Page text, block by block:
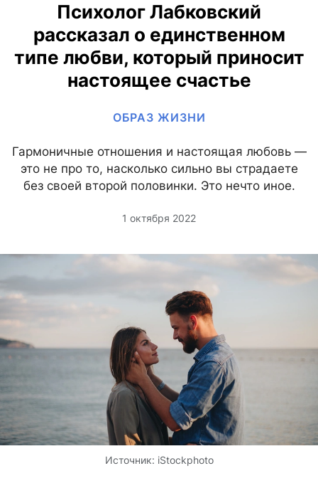
Психолог Лабковский
рассказал о единственном
типе любви, который приносит
настоящее счастье
ОБРАЗ ЖИЗНИ
Гармоничные отношения и настоящая любовь —
это не про то, насколько сильно вы страдаете
без своей второй половинки. Это нечто иное.
1 октября 2022
Источник: iStockphoto